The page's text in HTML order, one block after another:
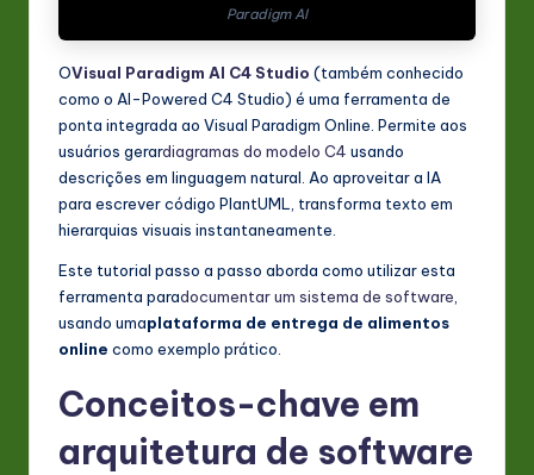
&
S
o
ft
w
In
Paradigm AI
OVisual Paradigm AI C4 Studio (também conhecido
como o AI-Powered C4 Studio) é uma ferramenta de
ponta integrada ao Visual Paradigm Online. Permite aos
usuários gerardiagramas do modelo C4 usando
descrições em linguagem natural. Ao aproveitar a IA
para escrever código PlantUML, transforma texto em
hierarquias visuais instantaneamente.
Este tutorial passo a passo aborda como utilizar esta
ferramenta paradocumentar um sistema de software
usando umaplataforma de entrega de alimentos
online como exemplo prático.
Conceitos-chave em
arquitetura de software